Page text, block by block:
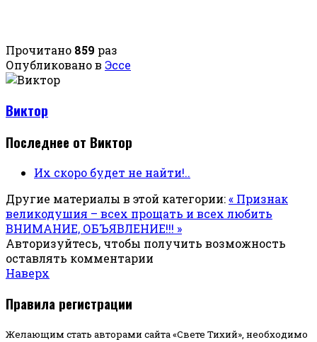
Прочитано 859 раз
Опубликовано в Эссе
Виктор
Последнее от Виктор
Их скоро будет не найти!..
Другие материалы в этой категории:« Признак
великодушия – всех прощать и всех любить
ВНИМАНИЕ, ОБЪЯВЛЕНИЕ!!! »
Авторизуйтесь, чтобы получить возможность
оставлять комментарии
Наверх
Правила регистрации
Желающим стать авторами сайта «Свете Тихий», необходимо